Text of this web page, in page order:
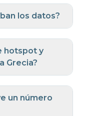
los datos?
hotspot y
Grecia?
un número